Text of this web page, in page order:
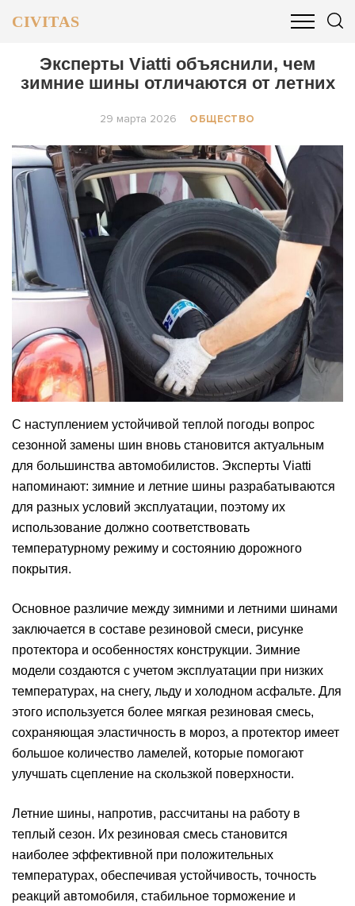
CIVITAS
ОБЩЕСТВО БИЗНЕС И ФИНАНСЫ
Эксперты Viatti объяснили, чем
зимние шины отличаются от летних
29 марта 2026 ОБЩЕСТВО
С наступлением устойчивой теплой погоды вопрос
сезонной замены шин вновь становится актуальным
для большинства автомобилистов. Эксперты Viatti
напоминают: зимние и летние шины разрабатываются
для разных условий эксплуатации, поэтому их
использование должно соответствовать
температурному режиму и состоянию дорожного
покрытия.
Основное различие между зимними и летними шинами
заключается в составе резиновой смеси, рисунке
протектора и особенностях конструкции. Зимние
модели создаются с учетом эксплуатации при низких
температурах, на снегу, льду и холодном асфальте. Для
этого используется более мягкая резиновая смесь,
сохраняющая эластичность в мороз, а протектор имеет
большое количество ламелей, которые помогают
улучшать сцепление на скользкой поверхности.
Летние шины, напротив, рассчитаны на работу в
теплый сезон. Их резиновая смесь становится
наиболее эффективной при положительных
температурах, обеспечивая устойчивость, точность
реакций автомобиля, стабильное торможение и